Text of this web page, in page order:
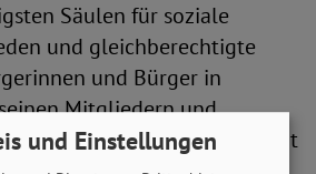
Säulen für soziale
und gleichberechtigte
und Bürger in
Mitgliedern und
bleibt er damit
und Einstellungen